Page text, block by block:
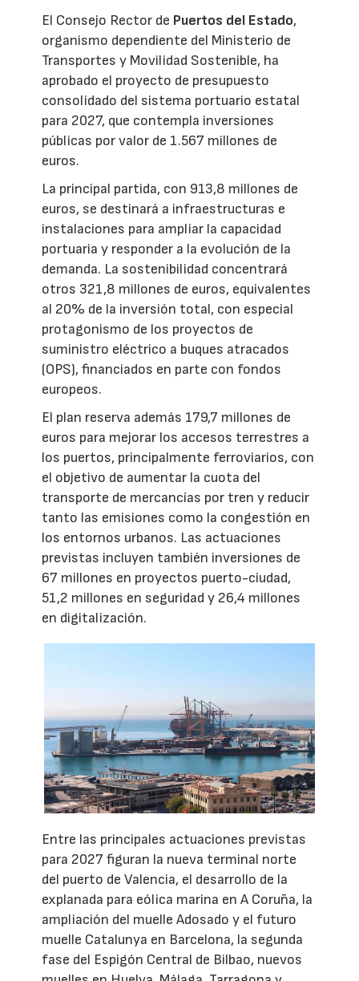
El Consejo Rector de Puertos del Estado,
organismo dependiente del Ministerio de
Transportes y Movilidad Sostenible, ha
aprobado el proyecto de presupuesto
consolidado del sistema portuario estatal
para 2027, que contempla inversiones
públicas por valor de 1.567 millones de
euros.
La principal partida, con 913,8 millones de
euros, se destinará a infraestructuras e
instalaciones para ampliar la capacidad
portuaria y responder a la evolución de la
demanda. La sostenibilidad concentrará
otros 321,8 millones de euros, equivalentes
al 20% de la inversión total, con especial
protagonismo de los proyectos de
suministro eléctrico a buques atracados
(OPS), financiados en parte con fondos
europeos.
El plan reserva además 179,7 millones de
euros para mejorar los accesos terrestres a
los puertos, principalmente ferroviarios, con
el objetivo de aumentar la cuota del
transporte de mercancías por tren y reducir
tanto las emisiones como la congestión en
los entornos urbanos. Las actuaciones
previstas incluyen también inversiones de
67 millones en proyectos puerto-ciudad,
51,2 millones en seguridad y 26,4 millones
en digitalización.
Entre las principales actuaciones previstas
para 2027 figuran la nueva terminal norte
del puerto de Valencia, el desarrollo de la
explanada para eólica marina en A Coruña, la
ampliación del muelle Adosado y el futuro
muelle Catalunya en Barcelona, la segunda
fase del Espigón Central de Bilbao, nuevos